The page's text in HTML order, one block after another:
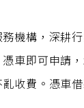
機構，深耕
車即可申請
收費。憑車